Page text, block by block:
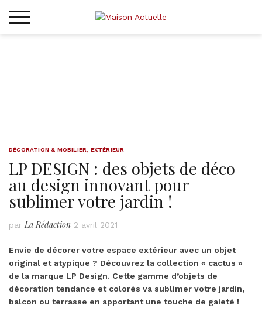
DÉCORATION & MOBILIER EXTÉRIEUR
LP DESIGN : des objets de déco
au design innovant pour
sublimer votre jardin !
par La Rédaction 2 avril 2021
Envie de décorer votre espace extérieur avec un objet
original et atypique ? Découvrez la collection « cactus »
de la marque LP Design. Cette gamme d’objets de
décoration tendance et colorés va sublimer votre jardin,
balcon ou terrasse en apportant une touche de gaieté !